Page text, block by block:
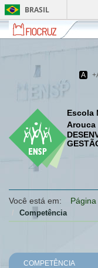
BRASIL
Fiocruz
Fale
com
A
Escola
Arouca
Você está em:
Competência
COMPETÊNCIA